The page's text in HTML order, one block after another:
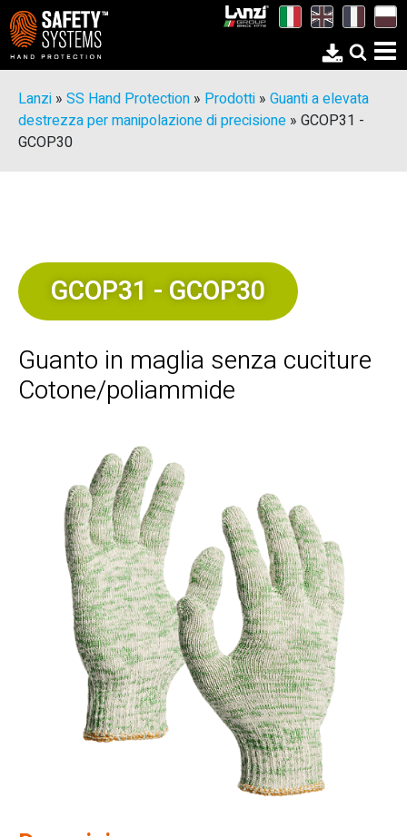
Lanzi » SS Hand Protection » Prodotti » Guanti a elevata
destrezza per manipolazione di precisione » GCOP31 -
GCOP30
GCOP31 - GCOP30
Guanto in maglia senza cuciture
Cotone/poliammide